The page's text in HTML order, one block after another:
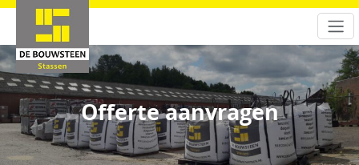
Offerte aanvragen